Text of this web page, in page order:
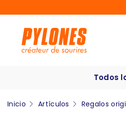
Todos
Inicio Artículos Regalos